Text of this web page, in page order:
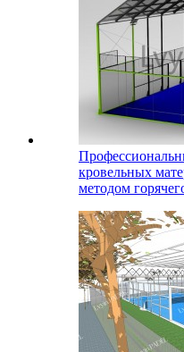
кровельных
методом